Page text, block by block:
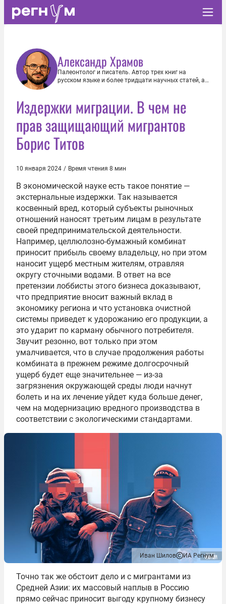
Александр Храмов
Палеонтолог и писатель. Автор трех книг на
русском языке и более тридцати научных статей, а
Life, Elements.ru и других периодических изданиях.
Издержки миграции. В чем не
прав защищающий мигрантов
Борис Титов
10 января 2024 / Время чтения 8 мин
В экономической науке есть такое понятие —
экстернальные издержки. Так называется
косвенный вред, который субъекты рыночных
отношений наносят третьим лицам в результате
своей предпринимательской деятельности.
Например, целлюлозно-бумажный комбинат
приносит прибыль своему владельцу, но при этом
наносит ущерб местным жителям, отравляя
округу сточными водами. В ответ на все
претензии лоббисты этого бизнеса доказывают,
что предприятие вносит важный вклад в
экономику региона и что установка очистной
системы приведет к удорожанию его продукции, а
это ударит по карману обычного потребителя.
Звучит резонно, вот только при этом
умалчивается, что в случае продолжения работы
комбината в прежнем режиме долгосрочный
ущерб будет еще значительнее — из-за
загрязнения окружающей среды люди начнут
болеть и на их лечение уйдет куда больше денег,
чем на модернизацию вредного производства в
соответствии с экологическими стандартами.
Иван Шилов ИА Регнум
Точно так же обстоит дело и с мигрантами из
Средней Азии: их массовый наплыв в Россию
прямо сейчас приносит выгоду крупному бизнесу